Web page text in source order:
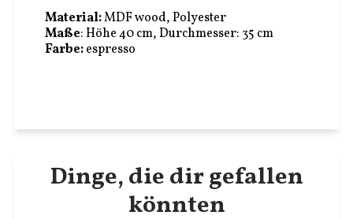
Material:MDF wood, Polyester
Maße: Höhe 40 cm, Durchmesser: 35 cm
Farbe:espresso
Dinge, die dir gefallen
könnten